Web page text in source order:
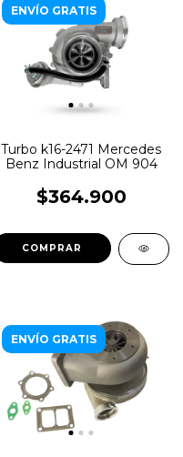
ENVÍO GRATIS
Turbo k16-2471 Mercedes
Benz Industrial OM 904
$364.900
ENVÍO GRATIS